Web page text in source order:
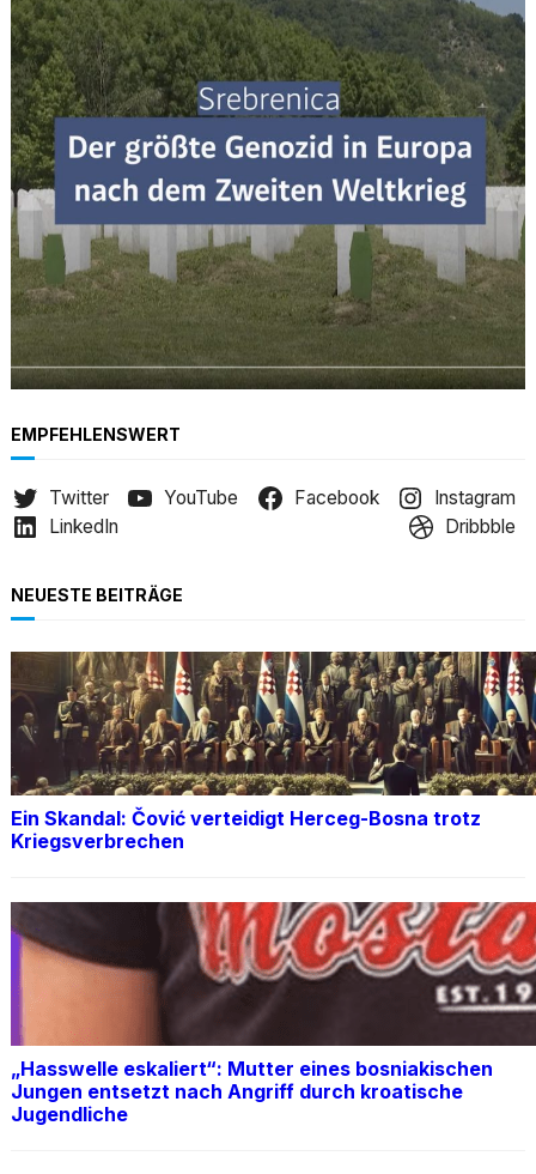
r
c
h
EMPFEHLENSWERT
Twitter YouTube Facebook
Instagram
LinkedIn
Dribbble
NEUESTE BEITRÄGE
Ein Skandal: Čović verteidigt Herceg-Bosna trotz
Kriegsverbrechen
„Hasswelle eskaliert“: Mutter eines bosniakischen
Jungen entsetzt nach Angriff durch kroatische
Jugendliche